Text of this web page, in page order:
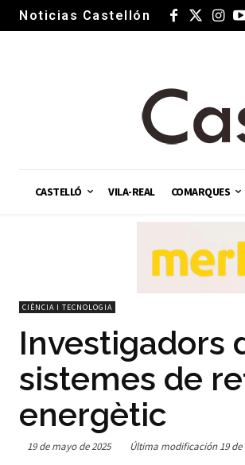
Noticias Castellón
CASTELLÓ VILA-REAL COMARQUES
CIÈNCIA I TECNOLOGIA
Investigadors
sistemes de
energètic
19 de mayo de 2025 Última modificación 19